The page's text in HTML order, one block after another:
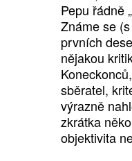
Pepu řádně
Známe se
prvních
nějakou
sběratel,
výrazně
zkrátka
objektivita